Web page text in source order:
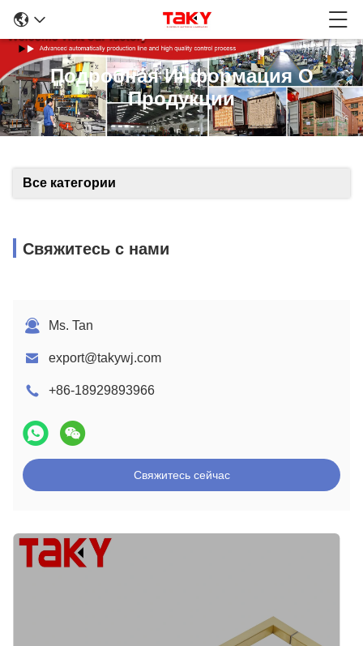
Подробная Информация О
Продукции
Все категории
Свяжитесь с нами
Ms. Tan
export@takywj.com
+86-18929893966
Свяжитесь сейчас